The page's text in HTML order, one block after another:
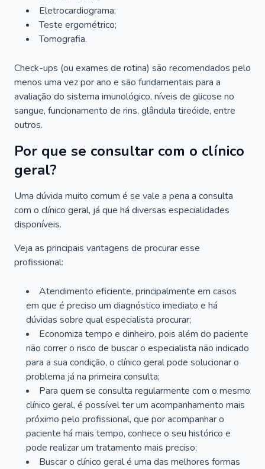
Eletrocardiograma;
Teste ergométrico;
Tomografia.
Check-ups (ou exames de rotina) são recomendados pelo
menos uma vez por ano e são fundamentais para a
avaliação do sistema imunológico, níveis de glicose no
sangue, funcionamento de rins, glândula tireóide, entre
outros.
Por que se consultar com o clínico
geral?
Uma dúvida muito comum é se vale a pena a consulta
com o clínico geral, já que há diversas especialidades
disponíveis.
Veja as principais vantagens de procurar esse
profissional:
Atendimento eficiente, principalmente em casos
em que é preciso um diagnóstico imediato e há
dúvidas sobre qual especialista procurar;
Economiza tempo e dinheiro, pois além do paciente
não correr o risco de buscar o especialista não indicado
para a sua condição, o clínico geral pode solucionar o
problema já na primeira consulta;
Para quem se consulta regularmente com o mesmo
clínico geral, é possível ter um acompanhamento mais
próximo pelo profissional, que por acompanhar o
paciente há mais tempo, conhece o seu histórico e
pode realizar um tratamento mais preciso;
Buscar o clínico geral é uma das melhores formas